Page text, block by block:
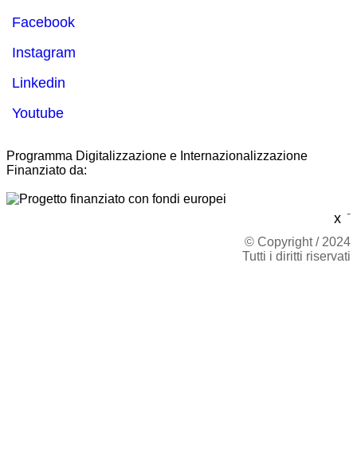
x
Facebook
Instagram
Linkedin
Youtube
Programma Digitalizzazione e Internazionalizzazione
Finanziato da:
-
© Copyright / 2024
Tutti i diritti riservati